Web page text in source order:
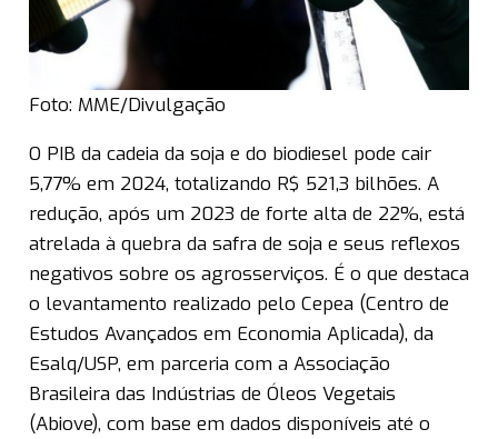
Foto: MME/Divulgação
O PIB da cadeia da soja e do biodiesel pode cair
5,77% em 2024, totalizando R$ 521,3 bilhões. A
redução, após um 2023 de forte alta de 22%, está
atrelada à quebra da safra de soja e seus reflexos
negativos sobre os agrosserviços. É o que destaca
o levantamento realizado pelo Cepea (Centro de
Estudos Avançados em Economia Aplicada), da
Esalq/USP, em parceria com a Associação
Brasileira das Indústrias de Óleos Vegetais
(Abiove), com base em dados disponíveis até o